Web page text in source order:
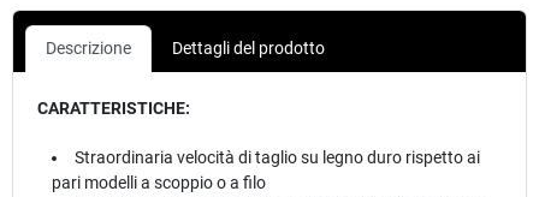
Descrizione Dettagli del prodotto
CARATTERISTICHE:
Straordinaria velocità di taglio su legno duro rispetto ai
pari modelli a scoppio o a filo